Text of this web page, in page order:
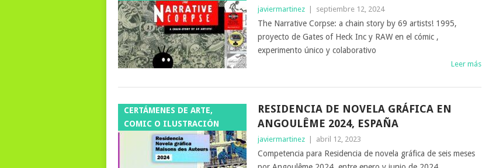
javiermartinez | septiembre 12, 2024
The Narrative Corpse: a chain story by 69 artists! 1995,
proyecto de Gates of Heck Inc y RAW en el cómic ,
experimento único y colaborativo
Leer más
CERTÁMENES DE ARTE,
COMIC O ILUSTRACIÓN
RESIDENCIA DE NOVELA GRÁFICA EN
ANGOULÊME 2024, ESPAÑA
javiermartinez | abril 12, 2023
Competencia para Residencia de novela gráfica de seis meses